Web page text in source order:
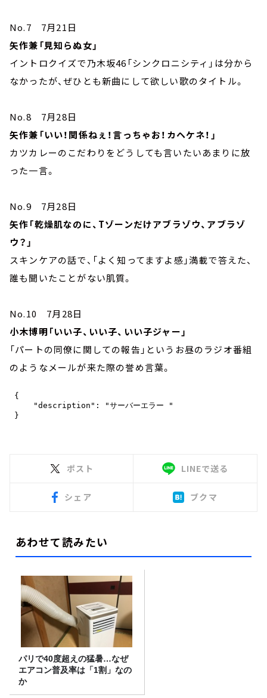
No.7 7月21日
矢作兼「見知らぬ女」
イントロクイズで乃木坂46「シンクロニシティ」は分から
なかったが、ぜひとも新曲にして欲しい歌のタイトル。
No.8 7月28日
矢作兼「いい！関係ねぇ！言っちゃお！カヘケネ！」
カツカレーのこだわりをどうしても言いたいあまりに放
った一言。
No.9 7月28日
矢作「乾燥肌なのに、Tゾーンだけアブラゾウ、アブラゾ
ウ？」
スキンケアの話で、「よく知ってますよ感」満載で答えた、
誰も聞いたことがない肌質。
No.10 7月28日
小木博明「いい子、いい子、いい子ジャー」
「パートの同僚に関しての報告」というお昼のラジオ番組
のようなメールが来た際の誉め言葉。
ポスト LINEで送る
シェア ブクマ
あわせて読みたい
パリで40度超えの猛暑…なぜ
エアコン普及率は「1割」なの
か